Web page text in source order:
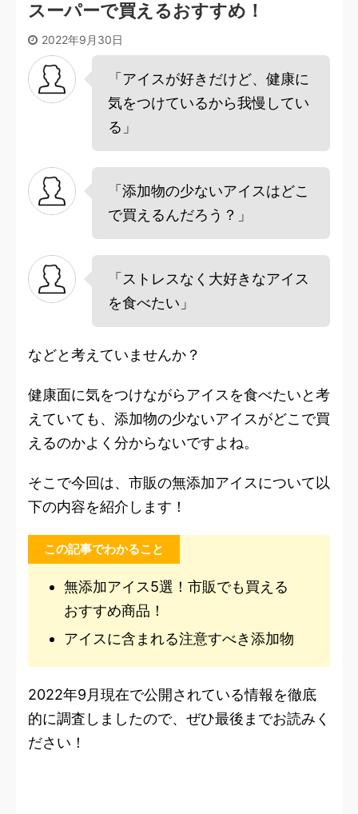
スーパーで買えるおすすめ！
2022年9月30日
「アイスが好きだけど、健康に
気をつけているから我慢してい
る」
「添加物の少ないアイスはどこ
で買えるんだろう？」
「ストレスなく大好きなアイス
を食べたい」
などと考えていませんか？
健康面に気をつけながらアイスを食べたいと考
えていても、添加物の少ないアイスがどこで買
えるのかよく分からないですよね。
そこで今回は、市販の無添加アイスについて以
下の内容を紹介します！
この記事でわかること
無添加アイス5選！市販でも買える
おすすめ商品！
アイスに含まれる注意すべき添加物
2022年9月現在で公開されている情報を徹底
的に調査しましたので、ぜひ最後までお読みく
ださい！